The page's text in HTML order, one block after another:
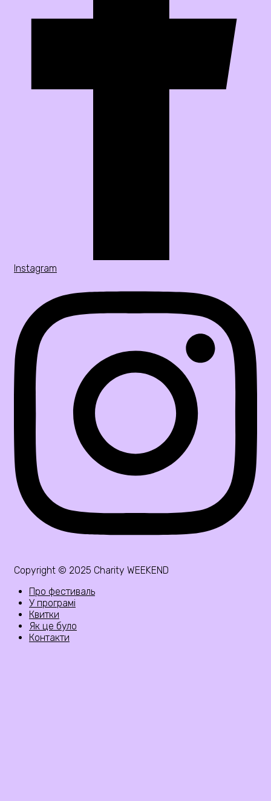
Instagram
Copyright © 2025 Charity WEEKEND
Про фестиваль
У програмі
Квитки
Як це було
Контакти